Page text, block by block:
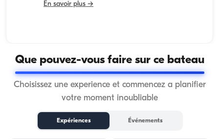
En savoir plus →
Que pouvez-vous faire sur ce bateau
Choisissez une experience et commencez a planifier
votre moment inoubliable
Expériences Événements